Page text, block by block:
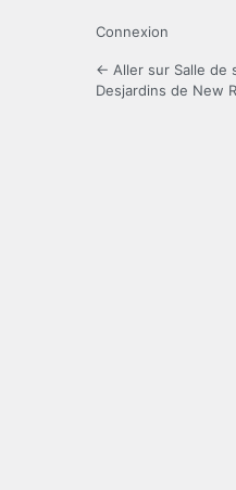
Connexion
← Aller sur Salle de
Desjardins de New